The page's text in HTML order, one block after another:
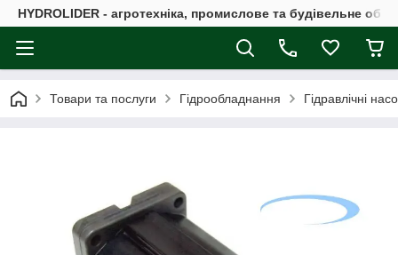
HYDROLIDER - агротехніка, промислове та будівельне
Товари та послуги Гідрообладнання Гідравлічні